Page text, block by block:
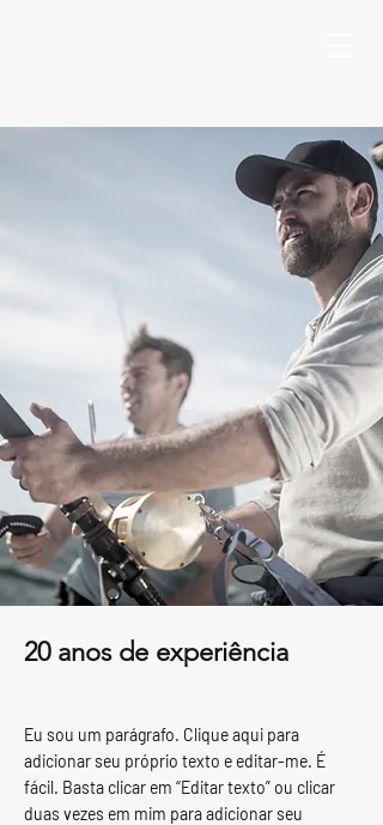
20 anos de experiência
Eu sou um parágrafo. Clique aqui para
adicionar seu próprio texto e editar-me. É
fácil. Basta clicar em “Editar texto” ou clicar
duas vezes em mim para adicionar seu